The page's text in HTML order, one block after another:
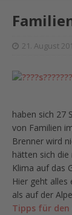
21. August
haben sich 27
von Familien
Brenner wird
hätten sich die
Klima auf das
Hier geht
als auf der
Tipps für